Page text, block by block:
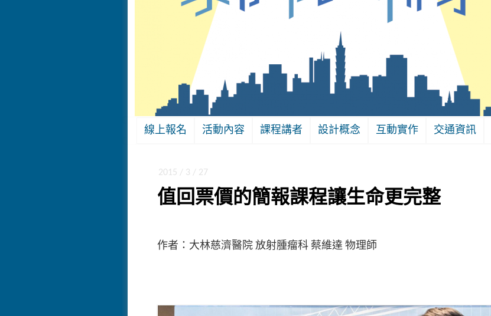
線上報名 活動內容 課程講者 設計概念 互動實作 交通資訊
2015 / 3 / 27
值回票價的簡報課程讓生命更完整
作者：大林慈濟醫院 放射腫瘤科 蔡維達 物理師